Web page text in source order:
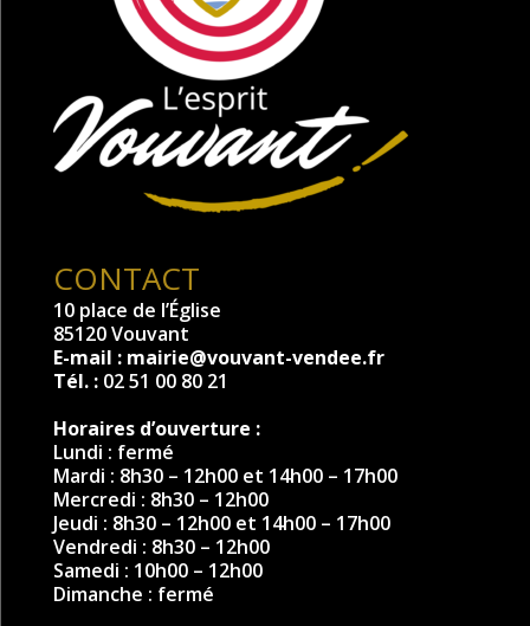
CONTACT
10 place de l’Église
85120 Vouvant
E-mail : mairie@vouvant-vendee.fr
Tél. : 02 51 00 80 21
Horaires d’ouverture :
Lundi : fermé
Mardi : 8h30 – 12h00 et 14h00 – 17h00
Mercredi : 8h30 – 12h00
Jeudi : 8h30 – 12h00 et 14h00 – 17h00
Vendredi : 8h30 – 12h00
Samedi : 10h00 – 12h00
Dimanche : fermé